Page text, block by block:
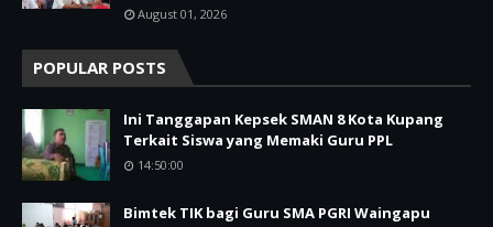
August 01, 2026
POPULAR POSTS
Ini Tanggapan Kepsek SMAN 8 Kota Kupang
Terkait Siswa yang Memaki Guru PPL
14:50:00
Bimtek TIK bagi Guru SMA PGRI Waingapu